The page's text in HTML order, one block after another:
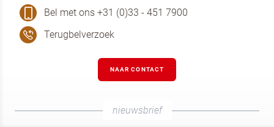
Bel met ons +31 (0)33 - 451 7900
Terugbelverzoek
NAAR CONTACT
nieuwsbrief